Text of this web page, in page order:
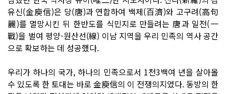
유신(金庾信)은 당(唐)과 연합하여 백제(百濟)와 고구려(高句
麗)를 멸망시킨 뒤 한반도를 식민지로 만들려는 唐과 일전(一
戰)을 벌여 평양-원산선(線) 이남 지역을 우리 민족의 역사 공간
으로 확보하는 데 성공했다.
우리가 하나의 국가, 하나의 민족으로서 1천3백여 년을 살아올
수 있도록 한 토대는 바로 金庾信의 이 전쟁의지였다. 동방의 한